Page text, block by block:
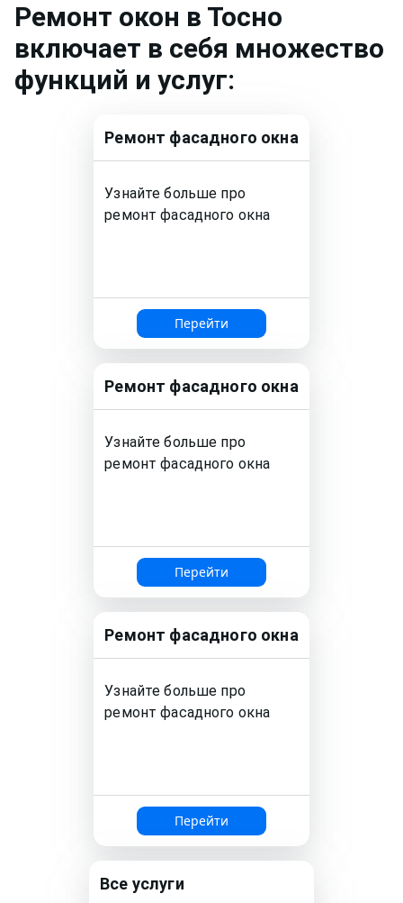
Ремонт окон в Тосно
включает в себя множество
функций и услуг:
Ремонт фасадного окна
Узнайте больше про
ремонтфасадного окна
Перейти
Ремонт фасадного окна
Узнайте больше про
ремонтфасадного окна
Перейти
Ремонт фасадного окна
Узнайте больше про
ремонтфасадного окна
Перейти
Все услуги